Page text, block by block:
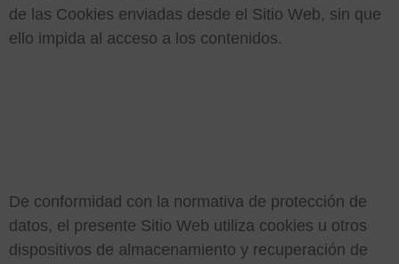
de las Cookies enviadas desde el Sitio Web, sin que
ello impida al acceso a los contenidos.
De conformidad con la normativa de protección de
datos, el presente Sitio Web utiliza cookies u otros
dispositivos de almacenamiento y recuperación de